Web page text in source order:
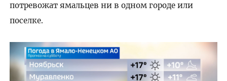
потревожат ямальцев ни в одном городе или
поселке.